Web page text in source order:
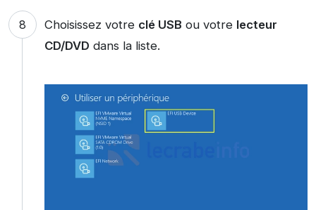
Choisissez votre clé USB ou votre lecteur
CD/DVD dans la liste.